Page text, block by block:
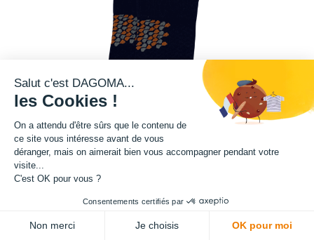
Salut c'est DAGOMA...
les Cookies !
On a attendu d'être sûrs que le contenu de
ce site vous intéresse avant de vous
déranger, mais on aimerait bien vous accompagner pendant votre
visite...
C'est OK pour vous ?
Consentements certifiés par
Non merci Je choisis OK pour moi